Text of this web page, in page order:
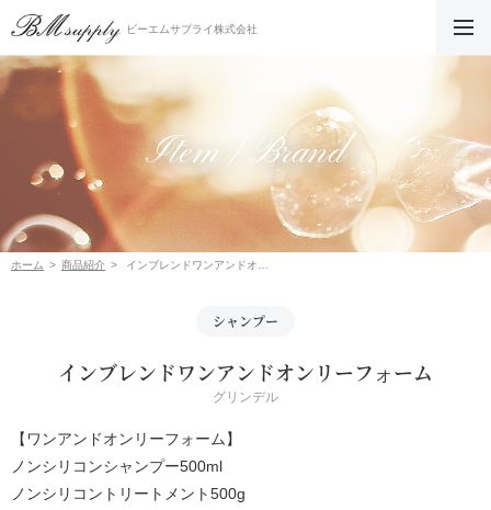
ビーエムサプライ株式会社
Item / Brand
ホーム 商品紹介 インブレンドワンアンドオンリーフォーム
シャンプー
インブレンドワンアンドオンリーフォーム
グリンデル
【ワンアンドオンリーフォーム】
ノンシリコンシャンプー500ml
ノンシリコントリートメント500g